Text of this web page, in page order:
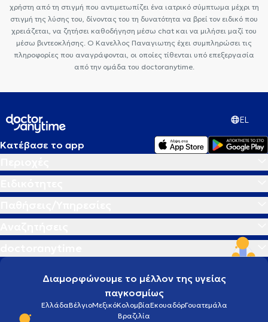
χρήστη από τη στιγμή που αντιμετωπίζει ένα ιατρικό σύμπτωμα μέχρι τη
στιγμή της λύσης του, δίνοντας του τη δυνατότητα να βρεί τον ειδικό που
χρειάζεται, να ζητήσει καθοδήγηση μέσω chat και να μιλήσει μαζί του
μέσω βιντεοκλήσης. Ο Κανελλος Παναγιωτης έχει συμπληρώσει τις
πληροφορίες που αναγράφονται, οι οποίες τίθενται υπό επεξεργασία
από την ομάδα του doctoranytime.
EL
Κατέβασε το app
Διαμορφώνουμε το μέλλον της υγείας
παγκοσμίως
ΕλλάδαΒέλγιοΜεξικόΚολομβίαΕκουαδόρΓουατεμάλα
Βραζιλία